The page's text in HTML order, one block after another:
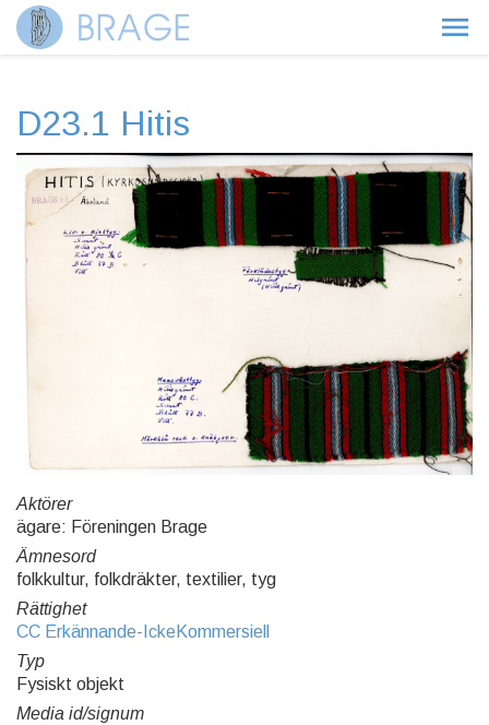
D23.1 Hitis
Aktörer
ägare: Föreningen Brage
Ämnesord
folkkultur, folkdräkter, textilier, tyg
Rättighet
CC Erkännande-IckeKommersiell
Typ
Fysiskt objekt
Media id/signum